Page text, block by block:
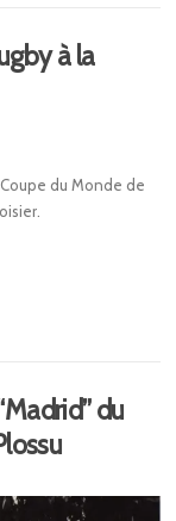
à la
du Monde de
du